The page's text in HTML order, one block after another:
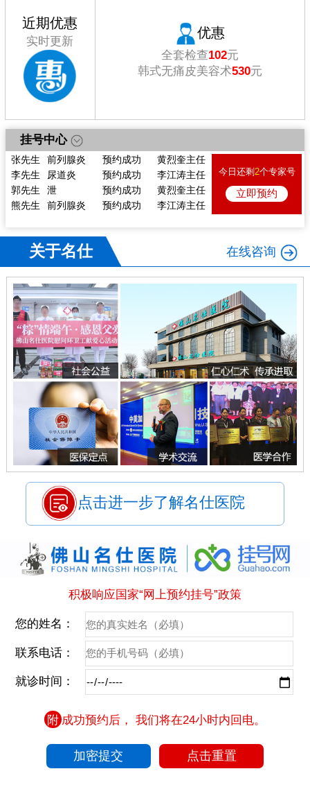
近期优惠
实时更新
优惠
全套检查102元
韩式无痛皮美容术530元
挂号中心
林先生 痿
张先生
前列腺炎 预约成功
黄烈奎主任
李先生
尿道炎 预约成功
李江涛主任
郭先生
泄 预约成功
黄烈奎主任
熊先生
前列腺炎 预约成功
李江涛主任
林先生 痿 预约成功
张先生
前列腺炎 预约成功
李先生 尿道炎 预约成功 李江涛主任
今日还剩 2个专家号
立即预约
关于名仕 在线咨询
点击进一步了解名仕医院
积极响应国家“网上预约挂号”政策
您的姓名：
联系电话：
就诊时间：
附 成功预约后， 我们将在24小时内回电。